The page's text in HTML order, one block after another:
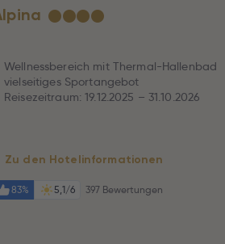
★★★★
Wellnessbereich mit Thermal-Hallenbad
vielseitiges Sportangebot
Reisezeitraum: 19.12.2025 – 31.10.2026
Zu den Hotelinformationen
83% 5,1/6 397 Bewertungen